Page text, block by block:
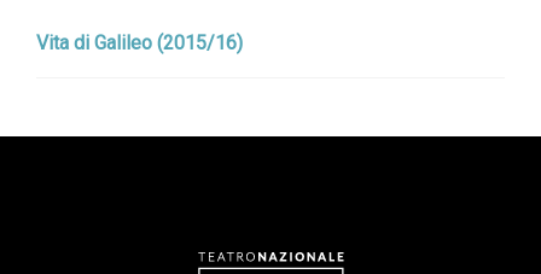
Vita di Galileo (2015/16)